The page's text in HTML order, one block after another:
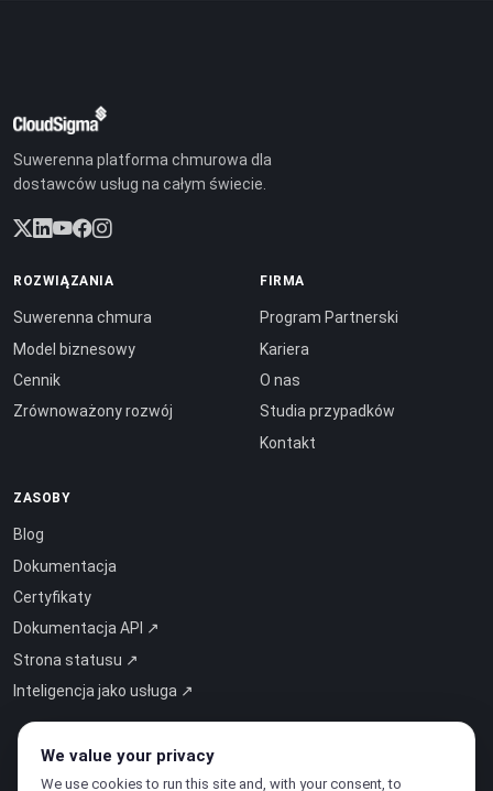
Suwerenna platforma chmurowa dla
dostawców usług na całym świecie.
ROZWIĄZANIA
Suwerenna chmura
Model biznesowy
Cennik
Zrównoważony rozwój
FIRMA
Program Partnerski
Kariera
O nas
Studia przypadków
Kontakt
ZASOBY
Blog
Dokumentacja
Certyfikaty
Dokumentacja API ↗
Strona statusu ↗
Inteligencja jako usługa ↗
We value your privacy
We use cookies to run this site and, with your consent, to